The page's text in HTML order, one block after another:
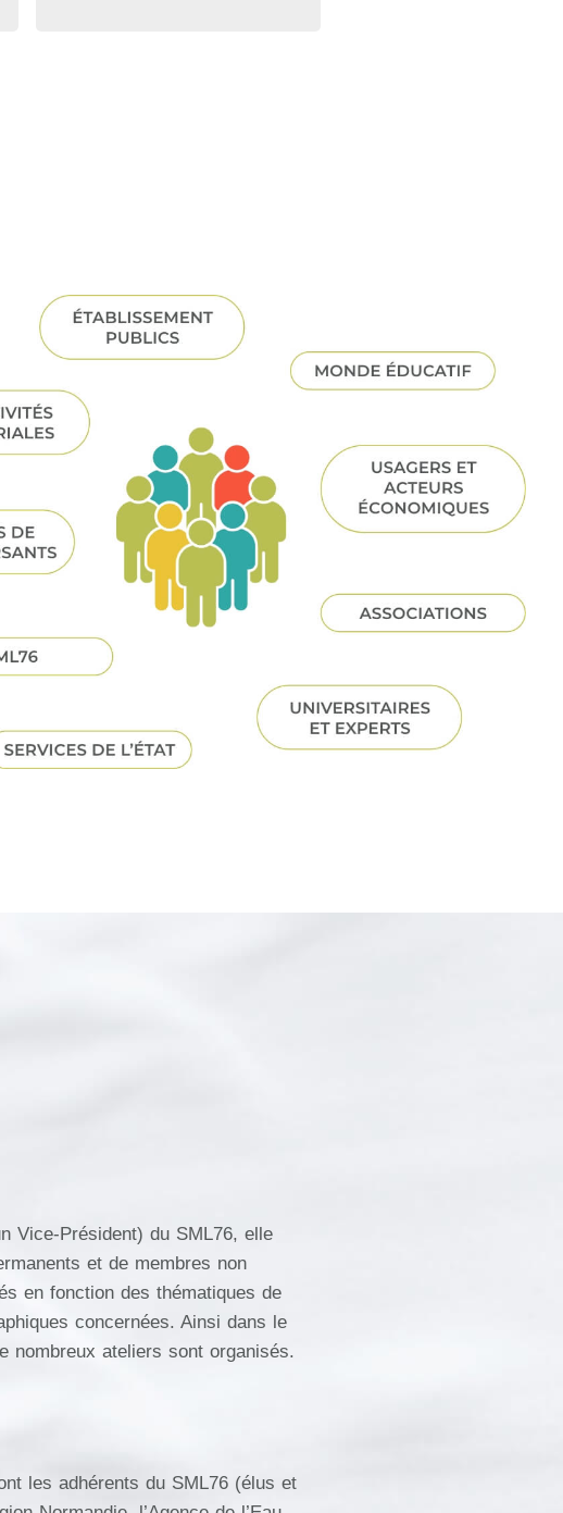
Vice-Président) du SML76, elle
et de membres non
en fonction des thématiques de
concernées. Ainsi dans le
nombreux ateliers sont organisés.
les adhérents du SML76 (élus et